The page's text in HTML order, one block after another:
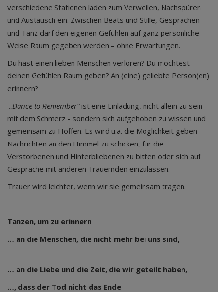
verschiedene Stationen laden zum Verweilen, Nachspüren
und Austausch ein. Zwischen Beats und Stille, Gesprächen
und Tanz darf den eigenen Gefühlen auf ganz persönliche
Weise Raum gegeben werden – ohne Erwartungen.
Du hast einen lieben Menschen verloren? Du möchtest
deinen Gefühlen Raum geben? An (eine) geliebte Person(en)
erinnern?
„Dance to Remember“ist eine Einladung, nicht allein zu sein
mit dem Schmerz - sondern sich aufgehoben zu wissen und
gemeinsam zu Hoffen. Es wird u.a. die Möglichkeit geben
Nachrichten an den Himmel zu schicken, für die
Verstorbenen und Hinterbliebenen zu bitten oder sich auf
Gespräche mit anderen Trauernden einzulassen.
Trauer wird leichter, wenn wir sie gemeinsam tragen.
Tanzen, um zu erinnern
… an die Menschen, die nicht mehr bei uns sind,
… an die Liebe und die Zeit, die wir geteilt haben,
…, dass der Tod nicht das Ende